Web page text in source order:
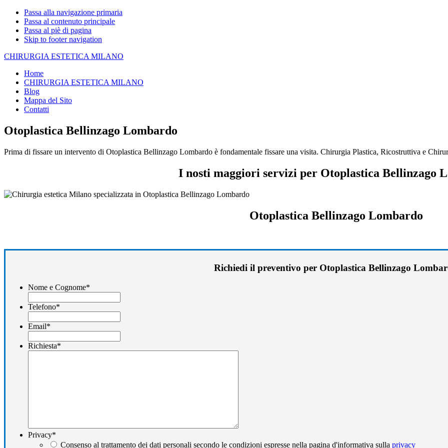
Passa alla navigazione primaria
Passa al contenuto principale
Passa al piè di pagina
Skip to footer navigation
CHIRURGIA ESTETICA MILANO
Home
CHIRURGIA ESTETICA MILANO
Blog
Mappa del Sito
Contatti
Otoplastica Bellinzago Lombardo
Prima di fissare un intervento di Otoplastica Bellinzago Lombardo è fondamentale fissare una visita. Chirurgia Plastica, Ricostruttiva e
I nosti maggiori servizi per Otoplastica Bellinzago
Otoplastica Bellinzago Lombardo
Richiedi il preventivo per Otoplastica Bellinzago
Nome e Cognome*
Telefono*
Email*
Richiesta*
Privacy*
Consenso al trattamento dei dati personali secondo le condizioni espresse nella pagina d'informativa sulla privacy